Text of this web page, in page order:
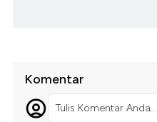
Komentar
Tulis Komentar Anda...